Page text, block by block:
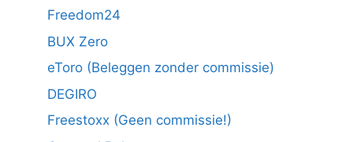
Freedom24
BUX Zero
eToro (Beleggen zonder commissie)
DEGIRO
Freestoxx (Geen commissie!)